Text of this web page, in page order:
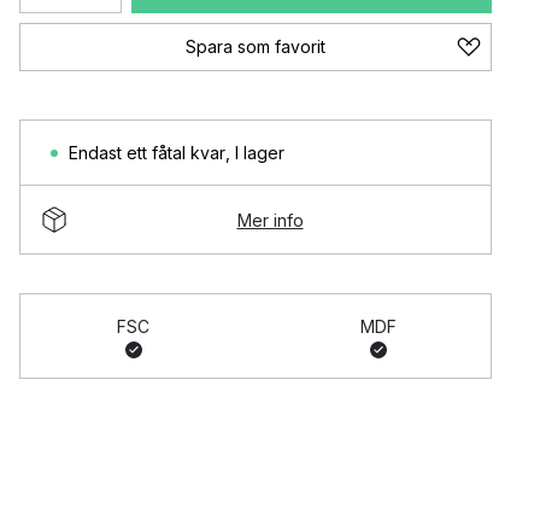
Spara som favorit
Endast ett fåtal kvar I lager
Mer info
FSC MDF